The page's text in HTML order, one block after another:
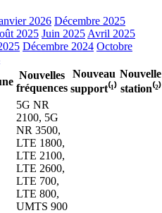
2026 Décembre 2025
2025 Juin 2025 Avril 2025
Décembre 2024 Octobre
Nouvelles
fréquences
Nouveau
support⁽¹⁾
Nouvelle
station⁽²⁾
5G NR
2100, 5G
NR 3500,
LTE 1800,
LTE 2100,
LTE 2600,
LTE 700,
LTE 800,
UMTS 900